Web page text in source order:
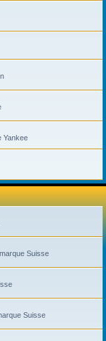
Yankee
Suisse
Suisse